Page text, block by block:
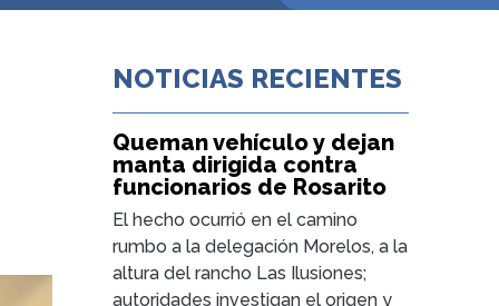
NOTICIAS RECIENTES
Queman vehículo y dejan
manta dirigida contra
funcionarios de Rosarito
El hecho ocurrió en el camino
rumbo a la delegación Morelos, a la
altura del rancho Las Ilusiones;
autoridades investigan el origen y